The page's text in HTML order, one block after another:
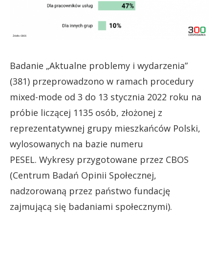
Badanie „Aktualne problemy i wydarzenia”
(381) przeprowadzono w ramach procedury
mixed-mode od 3 do 13 stycznia 2022 roku na
próbie liczącej 1135 osób, złożonej z
reprezentatywnej grupy mieszkańców Polski,
wylosowanych na bazie numeru
PESEL. Wykresy przygotowane przez CBOS
(Centrum Badań Opinii Społecznej,
nadzorowaną przez państwo fundację
zajmującą się badaniami społecznymi).